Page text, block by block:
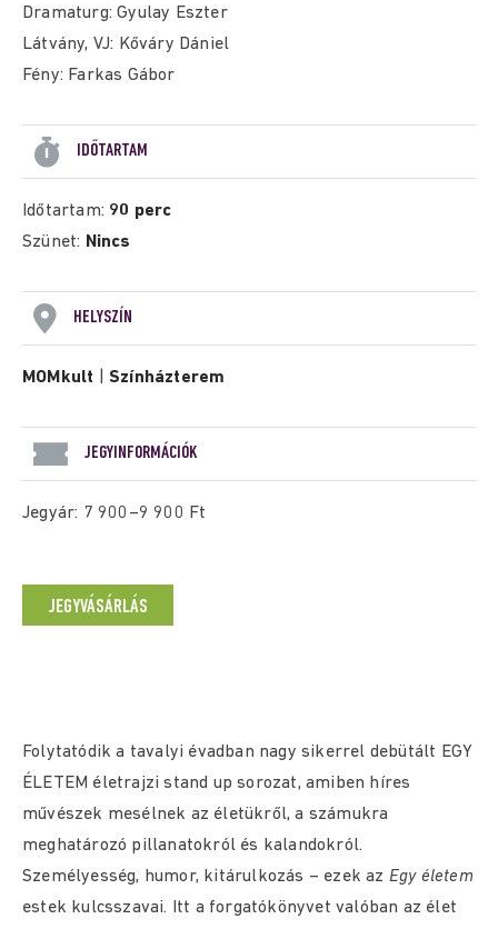
Dramaturg: Gyulay Eszter
Látvány, VJ: Kőváry Dániel
Fény: Farkas Gábor
IDŐTARTAM
Időtartam: 90 perc
Szünet: Nincs
HELYSZÍN
MOMkult |Színházterem
JEGYINFORMÁCIÓK
Jegyár: 7 900–9 900 Ft
JEGYVÁSÁRLÁS
Folytatódik a tavalyi évadban nagy sikerrel debütált EGY
ÉLETEM életrajzi stand up sorozat, amiben híres
művészek mesélnek az életükről, a számukra
meghatározó pillanatokról és kalandokról.
Személyesség, humor, kitárulkozás – ezek az Egy életem
estek kulcsszavai. Itt a forgatókönyvet valóban az élet